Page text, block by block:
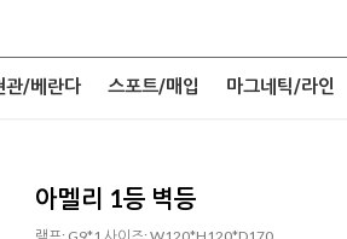
관/베란다 스포트/매입 마그네틱/라인
아멜리 1등 벽등